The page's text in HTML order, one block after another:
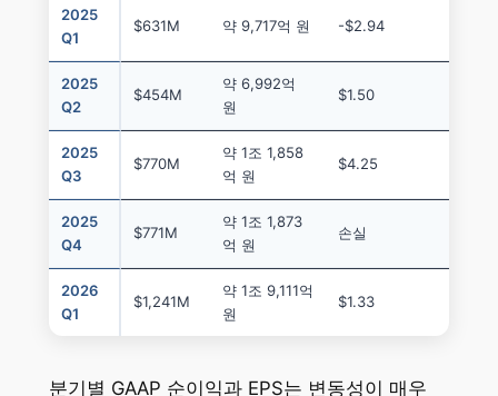
2025
Q1
$631M 약 9,717억 원 -$2.94
2025
Q2
$454M
약 6,992억
원
$1.50
2025
Q3
$770M
약 1조 1,858
억 원
$4.25
2025
Q4
$771M
약 1조 1,873
억 원
손실
2026
Q1
$1,241M
약 1조 9,111억
원
$1.33
분기별 GAAP 순이익과 EPS는 변동성이 매우